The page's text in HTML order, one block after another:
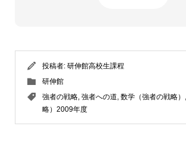
投稿者: 研伸館高校生課程
研伸館
強者の戦略 強者への道 数学（強者の戦略）
略）2009年度